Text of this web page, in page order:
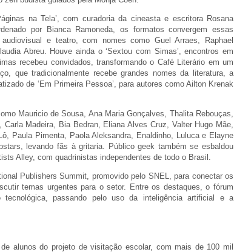
na Tela’, com curadoria da cineasta e escritora Rosana
por Bianca Ramoneda, os formatos convergem essas
e teatro, com nomes como Guel Arraes, Raphael
Abreu. Houve ainda o ‘Sextou com Simas’, encontros em
recebeu convidados, transformando o Café Literário em um
que tradicionalmente recebe grandes nomes da literatura, a
de ‘Em Primeira Pessoa’, para autores como Ailton Krenak
Mauricio de Sousa, Ana Maria Gonçalves, Thalita Rebouças,
Carla Madeira, Bia Bedran, Eliana Alves Cruz, Valter Hugo Mãe,
Paula Pimenta, Paola Aleksandra, Enaldinho, Luluca e Elayne
levando fãs à gritaria. Público geek também se esbaldou
Alley, com quadrinistas independentes de todo o Brasil.
Publishers Summit, promovido pelo SNEL, para conectar os
temas urgentes para o setor. Entre os destaques, o fórum
tecnológica, passando pelo uso da inteligência artificial e a
alunos do projeto de visitação escolar, com mais de 100 mil